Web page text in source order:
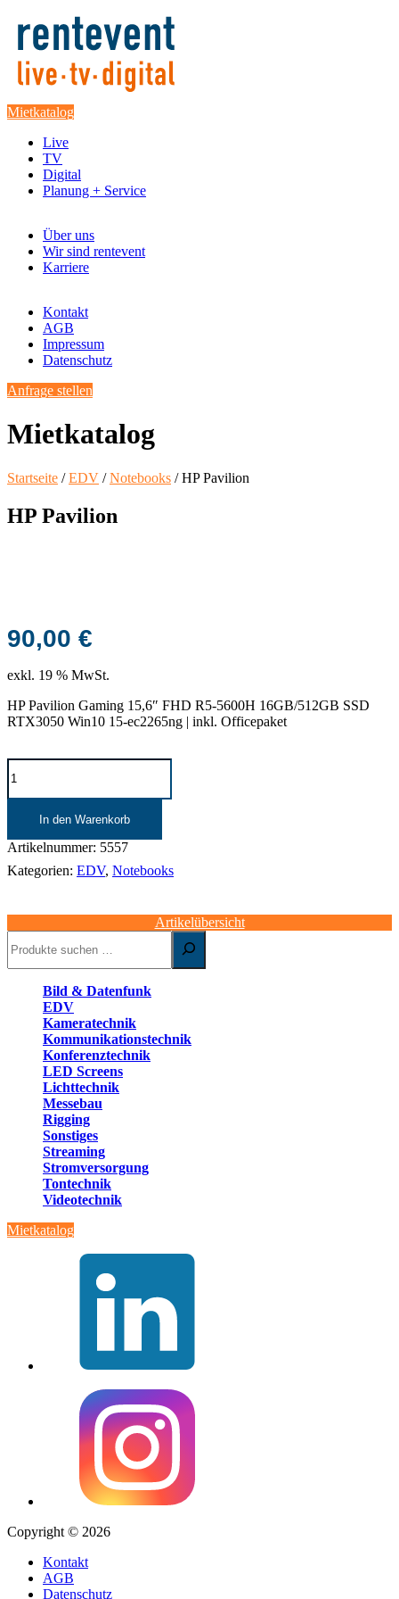
Mietkatalog
Live
TV
Digital
Planung + Service
Über uns
Wir sind rentevent
Karriere
Kontakt
AGB
Impressum
Datenschutz
Anfrage stellen
Mietkatalog
Startseite /EDV /Notebooks / HP Pavilion
HP Pavilion
90,00 €
exkl. 19 % MwSt.
HP Pavilion Gaming 15,6″ FHD R5-5600H 16GB/512GB SSD
RTX3050 Win10 15-ec2265ng | inkl. Officepaket
HP
Pavilion
Menge
In den Warenkorb
Artikelnummer: 5557
Kategorien: EDV, Notebooks
Artikelübersicht
Bild & Datenfunk
EDV
Kameratechnik
Kommunikationstechnik
Konferenztechnik
LED Screens
Lichttechnik
Messebau
Rigging
Sonstiges
Streaming
Stromversorgung
Tontechnik
Videotechnik
Mietkatalog
Copyright © 2026
Kontakt
AGB
Datenschutz